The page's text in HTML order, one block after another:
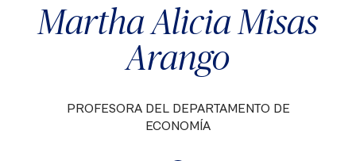
Martha Alicia Misas
Arango
PROFESORA DEL DEPARTAMENTO DE
ECONOMÍA